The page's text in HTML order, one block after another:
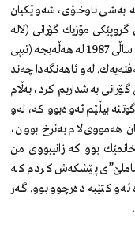
به‌شی ناوخۆی، شه‌وێكیان
سازكرد. ساڵی 1984 له‌گه‌ڵ گروپێكی مۆزیك گۆرانی (لاله‌
به‌ده‌ستان)م خوێند. ئاماده‌بووان زۆر به‌دڵیان بووو. ساڵی 1987 له‌ هه‌ڵه‌بجه‌ (تیپی
له‌و ئاهه‌نگه‌دا چه‌ند
به‌شداریم كرد، به‌ڵام
بیڵێم ئه‌وه‌بوو كه‌، له‌و
هه‌مووی لام به‌نرخ بوون،
بوو کە زانیبووی من
پێشكه‌ش كردم كه‌
كتێبه‌ ده‌رچوو بوو. گه‌ر